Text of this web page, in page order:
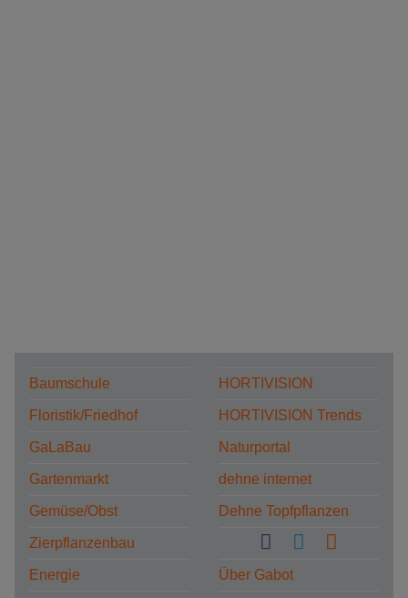
Baumschule
Floristik/Friedhof
GaLaBau
Gartenmarkt
Gemüse/Obst
Zierpflanzenbau
Energie
HORTIVISION
HORTIVISION Trends
Naturportal
dehne internet
Dehne Topfpflanzen
Über Gabot